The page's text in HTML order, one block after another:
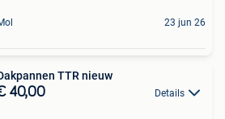
23 jun 26
TTR nieuw
40,00 Details